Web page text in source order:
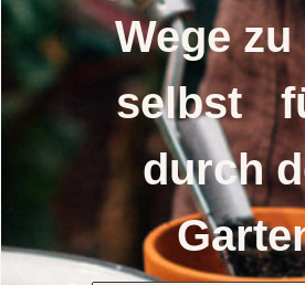
Wege zu
selbst
durch